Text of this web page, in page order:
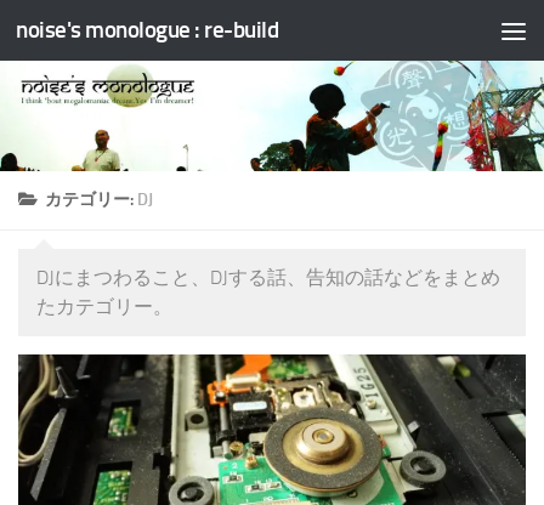
コンテンツへスキップ
noise's monologue : re-build
カテゴリー: DJ
DJにまつわること、DJする話、告知の話などをまとめ
たカテゴリー。